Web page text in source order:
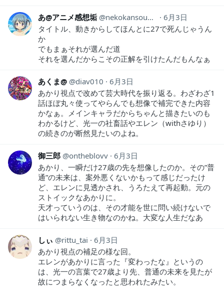
あ@アニメ感想垢 nekokansouyox
6月3日
タイトル、動きからしてほんとに27で死んじゃうん
か
でもまぁそれが選んだ道
それを選んだからこその正解を引けたんだもんなぁ
あくま@ diav010
6月3日
あかり視点で改めて芸大時代を振り返る。わざわざ1
話ほぼ丸々使ってやらんでも想像で補完できた内容
かなぁ。メインキャラだからちゃんと描きたいのも
わかるけど、光一の社畜話やエレン（withさゆり）
の続きのが断然見たいのよね。
御三郎 ontheblovv 6月3日
あかり、一瞬だけ27歳の先を想像したのか。その”普
通”の未来は、案外悪くないかもって感じだったけ
ど、エレンに見透かされ、うろたえて再起動。元の
ストイックなあかりに。
天才っていうのは、その才能を世に問い続けないで
はいられない生き物なのかね。大変な人生だなあ
しぃ rittu_tai
6月3日
あかり視点の補足の様な回。
エレンがあかりに言った『変わったな』というの
は、光一の言葉で27歳より先、普通の未来を見たが
故につまらなくなったと思われたみたい。